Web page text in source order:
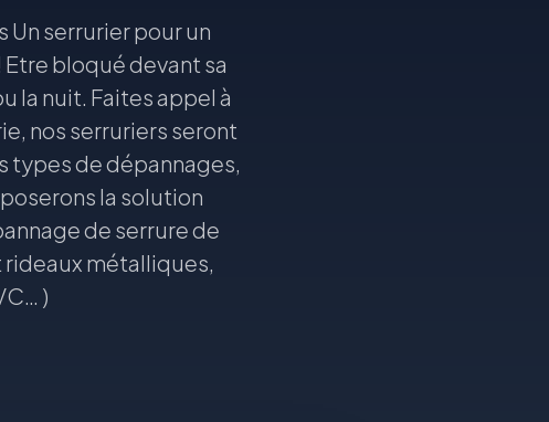
serrurier pour un
bloqué devant sa
la nuit. Faites appel à
nos serruriers seront
types de dépannages,
la solution
de serrure de
métalliques,
)